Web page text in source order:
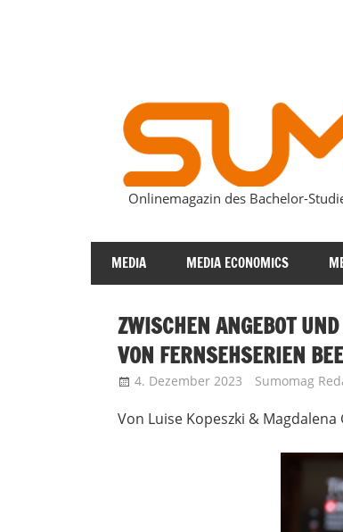
SUMOmag
Onlinemagazin des Bachelor-
MEDIA MEDIA ECONOMICS
ZWISCHEN ANGEBOT
VON FERNSEHSERIEN
4. Dezember 2023 Sumomag
Von Luise Kopeszki &